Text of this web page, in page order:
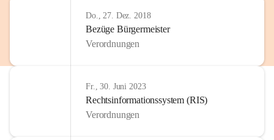
Do., 27. Dez. 2018
Bezüge Bürgermeister
Verordnungen
Fr., 30. Juni 2023
Rechtsinformationssystem (RIS)
Verordnungen